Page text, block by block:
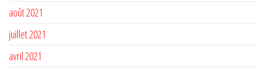
août 2021
juillet 2021
avril 2021